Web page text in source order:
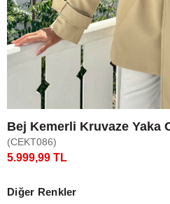
Bej Kemerli Kruvaze Yaka
(CEKT086)
5.999,99 TL
Diğer Renkler